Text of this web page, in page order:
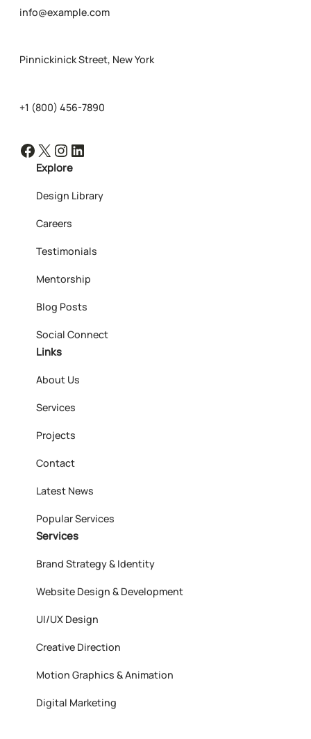
info@example.com
Pinnickinick Street, New York
+1 (800) 456-7890
Facebook X Instagram LinkedIn
Explore
Design Library
Careers
Testimonials
Mentorship
Blog Posts
Social Connect
Links
About Us
Services
Projects
Contact
Latest News
Popular Services
Services
Brand Strategy & Identity
Website Design & Development
UI/UX Design
Creative Direction
Motion Graphics & Animation
Digital Marketing